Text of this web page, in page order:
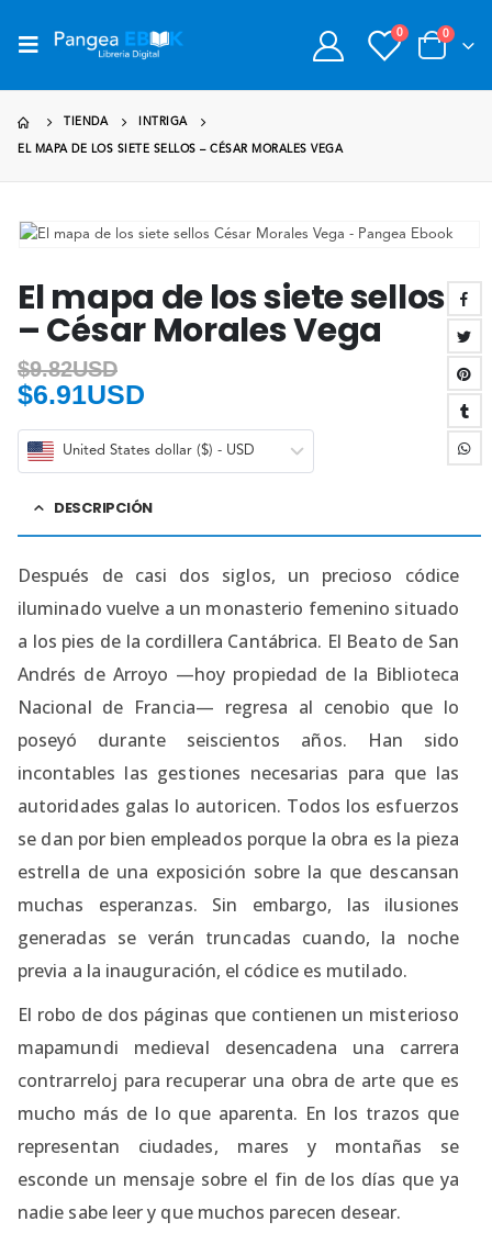
0 0
TIENDA INTRIGA
EL MAPA DE LOS SIETE SELLOS – CÉSAR MORALES VEGA
El mapa de los siete sellos
– César Morales Vega
$9.82USD
$6.91USD
United States dollar ($) - USD
DESCRIPCIÓN
Después de casi dos siglos, un precioso códice
iluminado vuelve a un monasterio femenino situado
a los pies de la cordillera Cantábrica. El Beato de San
Andrés de Arroyo —hoy propiedad de la Biblioteca
Nacional de Francia— regresa al cenobio que lo
poseyó durante seiscientos años. Han sido
incontables las gestiones necesarias para que las
autoridades galas lo autoricen. Todos los esfuerzos
se dan por bien empleados porque la obra es la pieza
estrella de una exposición sobre la que descansan
muchas esperanzas. Sin embargo, las ilusiones
generadas se verán truncadas cuando, la noche
previa a la inauguración, el códice es mutilado.
El robo de dos páginas que contienen un misterioso
mapamundi medieval desencadena una carrera
contrarreloj para recuperar una obra de arte que es
mucho más de lo que aparenta. En los trazos que
representan ciudades, mares y montañas se
esconde un mensaje sobre el fin de los días que ya
nadie sabe leer y que muchos parecen desear.